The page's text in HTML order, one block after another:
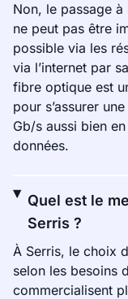
Non, le passage
ne peut pas être
possible via les
via l’internet par
fibre optique est
pour s’assurer
Gb/s aussi bien
données.
Quel est le
Serris ?
À Serris, le choix
selon les besoins
commercialisent